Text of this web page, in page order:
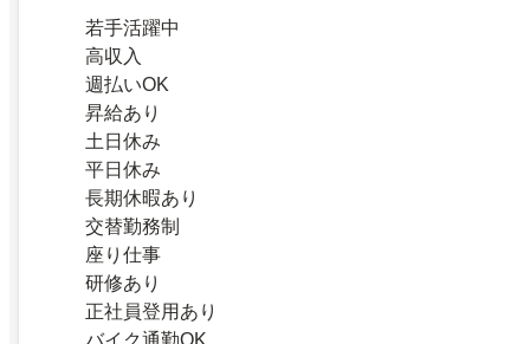
若手活躍中
高収入
週払いOK
昇給あり
土日休み
平日休み
長期休暇あり
交替勤務制
座り仕事
研修あり
正社員登用あり